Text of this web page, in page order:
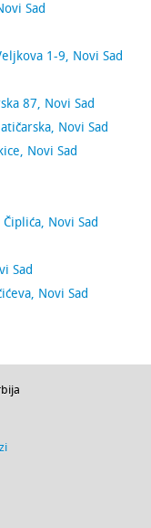
Sad
1-9, Novi Sad
87, Novi Sad
Novi Sad
Novi Sad
Novi Sad
Sad
Novi Sad